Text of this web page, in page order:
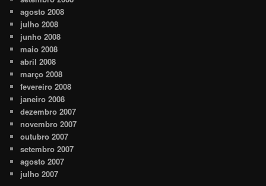
agosto 2008
julho 2008
junho 2008
maio 2008
abril 2008
março 2008
fevereiro 2008
janeiro 2008
dezembro 2007
novembro 2007
outubro 2007
setembro 2007
agosto 2007
julho 2007